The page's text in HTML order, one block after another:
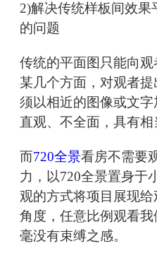
2)解决传统样板间效
的问题
传统的平面图只能向
某几个方面，对观者
须以相近的图像或文
直观、不全面，具有相
而720全景看房不需要
力，以720全景置身于
观的方式将项目展现
角度，任意比例观看
毫没有束缚之感。